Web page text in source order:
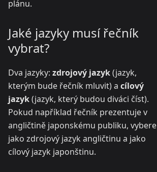
plánu.
Jaké jazyky musí řečník
vybrat?
Dva jazyky: zdrojový jazyk(jazyk,
kterým bude řečník mluvit) a cílový
jazyk(jazyk, který budou diváci číst).
Pokud například řečník prezentuje v
angličtině japonskému publiku, vybere
jako zdrojový jazyk angličtinu a jako
cílový jazyk japonštinu.